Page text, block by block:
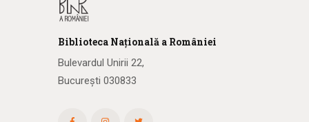
Biblioteca Națională a României
Bulevardul Unirii 22,
București 030833